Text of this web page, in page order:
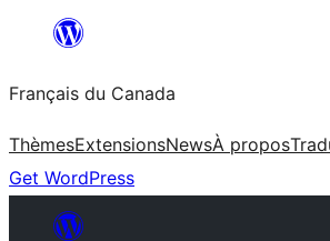
contenu
Français du Canada
ThèmesExtensionsNewsÀ propos
Get WordPress